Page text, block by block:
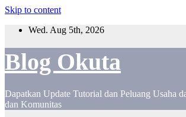
Skip to content
Wed. Aug 5th, 2026
Blog Okuta
Dapatkan Update Tutorial dan Peluang Usaha
dan Komunitas